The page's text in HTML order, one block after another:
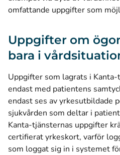
omfattande uppgifter som
Uppgifter om
bara i
Uppgifter som lagrats i
endast med patientens
endast ses av yrkesutbildade
sjukvården som deltar i
Kanta-tjänsternas uppgifter
certifierat yrkeskort, varför
som loggat sig in i systemet